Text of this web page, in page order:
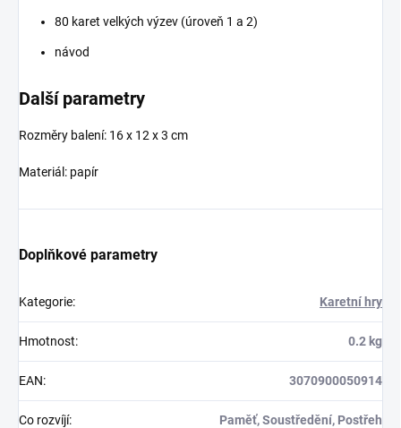
80 karet velkých výzev (úroveň 1 a 2)
návod
Další parametry
Rozměry balení: 16 x 12 x 3 cm
Materiál: papír
Doplňkové parametry
Kategorie: Karetní hry
Hmotnost: 0.2 kg
EAN: 3070900050914
Co rozvíjí: Paměť, Soustředění, Postřeh